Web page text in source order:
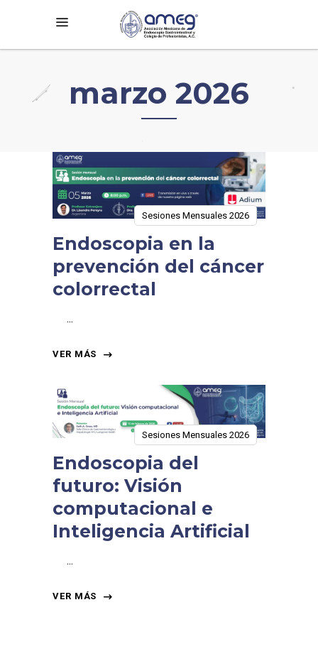
marzo 2026
Sesiones Mensuales 2026
Endoscopia en la
prevención del cáncer
colorrectal
VER MÁS
Sesiones Mensuales 2026
Endoscopia del
futuro: Visión
computacional e
Inteligencia Artificial
VER MÁS